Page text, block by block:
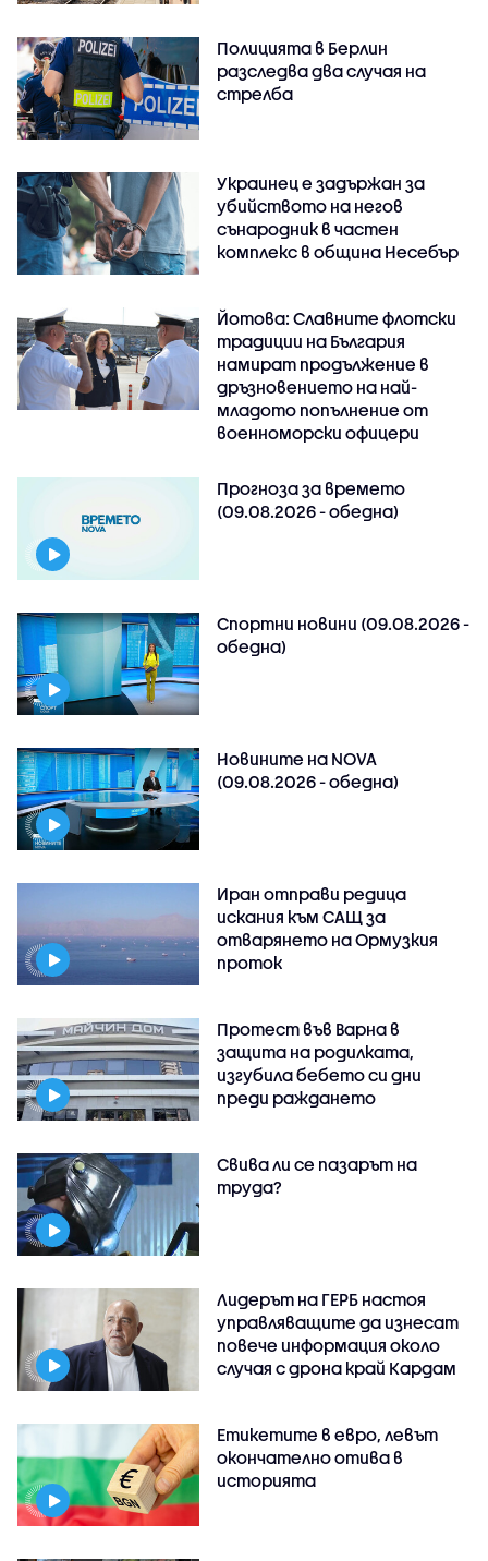
Полицията в Берлин
разследва два случая на
стрелба
Украинец е задържан за
убийството на негов
сънародник в частен
комплекс в община Несебър
Йотова: Славните флотски
традиции на България
намират продължение в
дръзновението на най-
младото попълнение от
военноморски офицери
Прогноза за времето
(09.08.2026 - обедна)
Спортни новини (09.08.2026 -
обедна)
Новините на NOVA
(09.08.2026 - обедна)
Иран отправи редица
искания към САЩ за
отварянето на Ормузкия
проток
Протест във Варна в
защита на родилката,
изгубила бебето си дни
преди раждането
Свива ли се пазарът на
труда?
Лидерът на ГЕРБ настоя
управляващите да изнесат
повече информация около
случая с дрона край Кардам
Етикетите в евро, левът
окончателно отива в
историята